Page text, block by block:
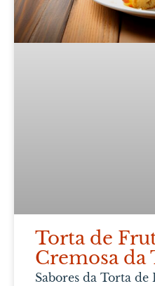
Torta de
Cremosa da
Sabores da Torta de